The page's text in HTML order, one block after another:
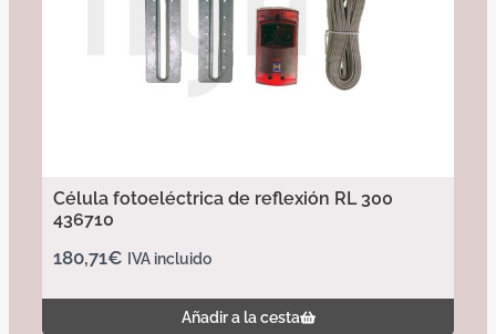
Célula fotoeléctrica de reflexión RL 300
436710
180,71€ IVA incluido
Añadir a la cesta